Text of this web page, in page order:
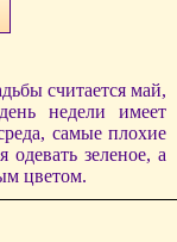
считается май,
недели имеет
самые плохие
одевать зеленое, а
цветом.